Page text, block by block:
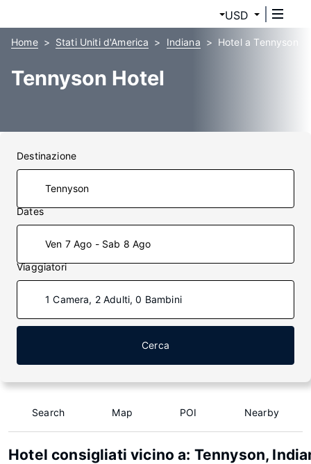
USD
Home Stati Uniti d'America Indiana Hotel a Tennyson
Tennyson Hotel
Destinazione
Dates
Ven 7 Ago - Sab 8 Ago
Viaggiatori
1 Camera, 2 Adulti, 0 Bambini
Cerca
Search Map POI Nearby
Hotel consigliati vicino a: Tennyson,